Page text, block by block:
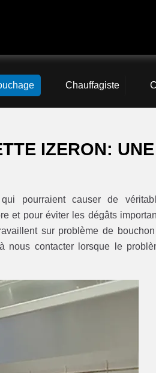
Chauffagiste
IZERON: UNE
pourraient causer de
et pour éviter les dégâts
sur problème de
nous contacter lorsque le